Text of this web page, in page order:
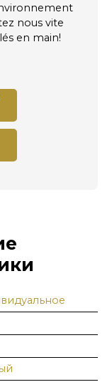
nous vite
en main!